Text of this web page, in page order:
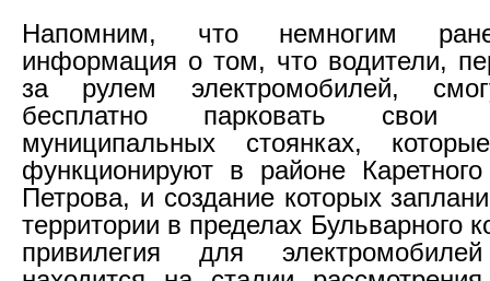
Напомним, что немногим
информация о том, что водители,
за рулем электромобилей,
бесплатно парковать
муниципальных стоянках,
функционируют в районе
Петрова, и создание которых
территории в пределах Бульварного
привилегия для